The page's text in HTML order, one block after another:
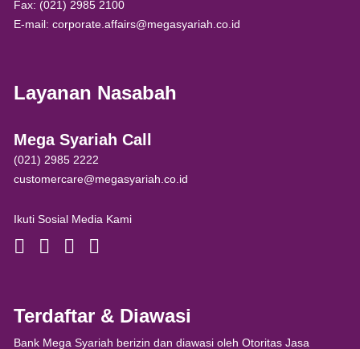
Fax: (021) 2985 2100
E-mail: corporate.affairs@megasyariah.co.id
Layanan Nasabah
Mega Syariah Call
(021) 2985 2222
customercare@megasyariah.co.id
Ikuti Sosial Media Kami
Terdaftar & Diawasi
Bank Mega Syariah berizin dan diawasi oleh Otoritas Jasa